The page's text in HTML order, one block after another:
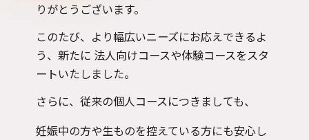
りがとうございます。
このたび、より幅広いニーズにお応えできるよ
う、新たに 法人向けコースや体験コースをスタ
ートいたしました。
さらに、従来の個人コースにつきましても、
妊娠中の方や生ものを控えている方にも安心し